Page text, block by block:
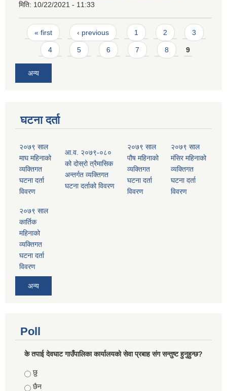
मिति: 10/22/2021 - 11:33
Pages
« first ‹ previous 1 2 3
4 5 6 7 8 9
अन्य
घटना दर्ता
२०७९ साल
माघ महिनाको
व्यक्तिगत
घटना दर्ता
विवरण
आ.व. २०७९-०८०
को दोस्रो त्रैमासिक
अन्तर्गत व्यक्तिगत
घटना दर्ताको विवरण
२०७९ साल
पौष महिनाको
व्यक्तिगत
घटना दर्ता
विवरण
२०७९ साल
मंसिर महिनाको
व्यक्तिगत
घटना दर्ता
विवरण
२०७९ साल
कार्तिक
महिनाको
व्यक्तिगत
घटना दर्ता
विवरण
अन्य
Poll
के तपाई देवघाट गाउँपालिका कार्यालयको सेवा प्रबाह संग सन्तुष्ट हुनुहुन्छ?
Choices
छु
छैन